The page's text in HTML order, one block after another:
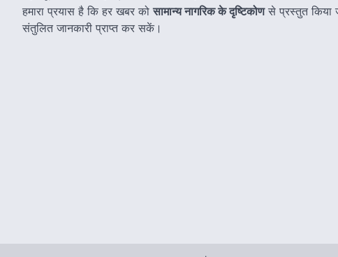
हमारा प्रयास है कि हर खबर कोसामान्य नागरिक के दृष्टिकोणसे प्रस्तुत किया
संतुलित जानकारी प्राप्त कर सकें।